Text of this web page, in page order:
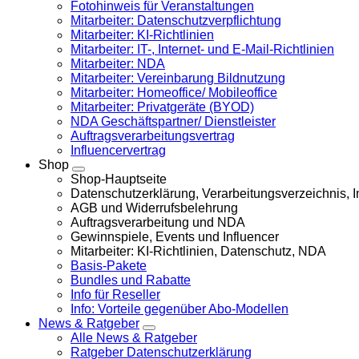
Fotohinweis für Veranstaltungen
Mitarbeiter: Datenschutzverpflichtung
Mitarbeiter: KI-Richtlinien
Mitarbeiter: IT-, Internet- und E-Mail-Richtlinien
Mitarbeiter: NDA
Mitarbeiter: Vereinbarung Bildnutzung
Mitarbeiter: Homeoffice/ Mobileoffice
Mitarbeiter: Privatgeräte (BYOD)
NDA Geschäftspartner/ Dienstleister
Auftragsverarbeitungsvertrag
Influencervertrag
Shop
Shop-Hauptseite
Datenschutzerklärung, Verarbeitungsverzeichnis,
AGB und Widerrufsbelehrung
Auftragsverarbeitung und NDA
Gewinnspiele, Events und Influencer
Mitarbeiter: KI-Richtlinien, Datenschutz, NDA
Basis-Pakete
Bundles und Rabatte
Info für Reseller
Info: Vorteile gegenüber Abo-Modellen
News & Ratgeber
Alle News & Ratgeber
Ratgeber Datenschutzerklärung